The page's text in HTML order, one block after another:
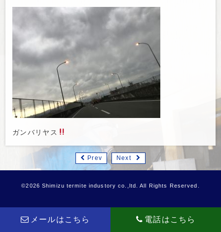
ガンバリヤス
Prev Next
©2026 Shimizu termite industory co.,ltd. All Rights Reserved.
メールはこちら 電話はこちら